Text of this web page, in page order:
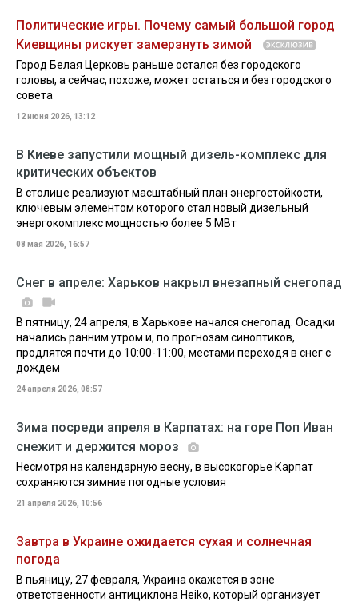
Политические игры. Почему самый большой город
Киевщины рискует замерзнуть зимой
Город Белая Церковь раньше остался без городского
головы, а сейчас, похоже, может остаться и без городского
совета
12 июня 2026, 13:12
В Киеве запустили мощный дизель-комплекс для
критических объектов
В столице реализуют масштабный план энергостойкости,
ключевым элементом которого стал новый дизельный
энергокомплекс мощностью более 5 МВт
08 мая 2026, 16:57
Снег в апреле: Харьков накрыл внезапный снегопад
В пятницу, 24 апреля, в Харькове начался снегопад. Осадки
начались ранним утром и, по прогнозам синоптиков,
продлятся почти до 10:00-11:00, местами переходя в снег с
дождем
24 апреля 2026, 08:57
Зима посреди апреля в Карпатах: на горе Поп Иван
снежит и держится мороз
Несмотря на календарную весну, в высокогорье Карпат
сохраняются зимние погодные условия
21 апреля 2026, 10:56
Завтра в Украине ожидается сухая и солнечная
погода
В пьяницу, 27 февраля, Украина окажется в зоне
ответственности антициклона Heiko, который организует